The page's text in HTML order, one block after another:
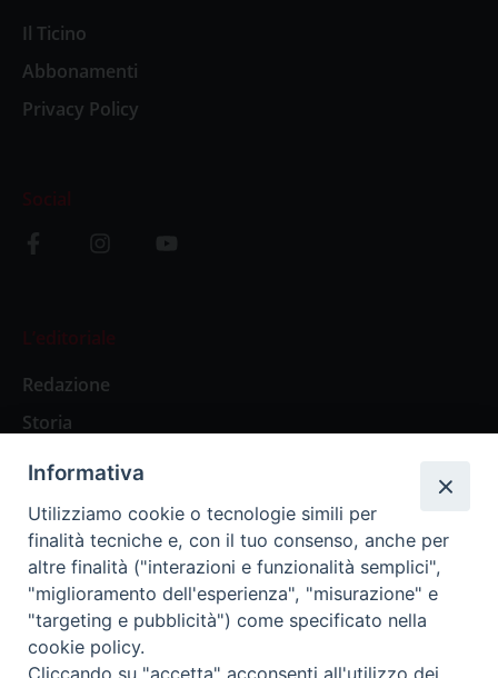
Il Ticino
Abbonamenti
Privacy Policy
Social
L’editoriale
Redazione
Storia
Abbonamenti
Abbonamento Annuale Digitale
Abbonamento Annuale Cartaceo
Abbonamento Singola Copia Digitale
Informativa
Utilizziamo cookie o tecnologie simili per
finalità tecniche e, con il tuo consenso, anche per
altre finalità ("interazioni e funzionalità semplici",
"miglioramento dell'esperienza", "misurazione" e
"targeting e pubblicità") come specificato nella
cookie policy.